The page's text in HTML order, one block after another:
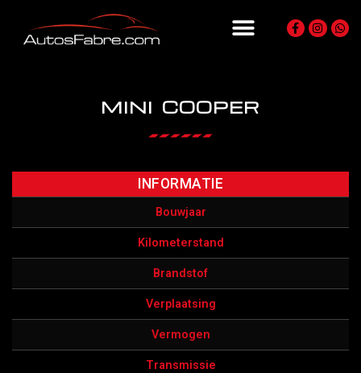
MINI COOPER
INFORMATIE
Bouwjaar
Kilometerstand
Brandstof
Verplaatsing
Vermogen
Transmissie